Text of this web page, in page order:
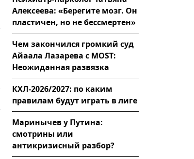
Алексеева: «Берегите мозг. Он
пластичен, но не бессмертен»
Чем закончился громкий суд
Айаала Лазарева с MOST:
Неожиданная развязка
КХЛ-2026/2027: по каким
правилам будут играть в лиге
Маринычев у Путина:
смотрины или
антикризисный разбор?